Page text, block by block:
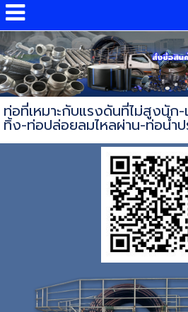
ท่อที่เหมาะกับแรงดันที่ไม่สูงนัก
ทิ้ง-ท่อปล่อยลมไหลผ่าน-ท่อน้ำป